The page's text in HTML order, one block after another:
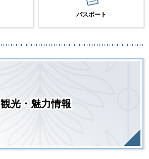
パスポート
観光・魅力情報